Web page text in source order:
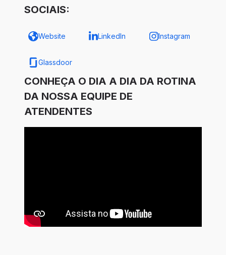
SOCIAIS:
Website LinkedIn Instagram
Glassdoor
CONHEÇA O DIA A DIA DA ROTINA
DA NOSSA EQUIPE DE
ATENDENTES